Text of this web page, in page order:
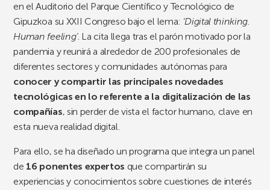
en el Auditorio del Parque Científico y Tecnológico de
Gipuzkoa su XXII Congreso bajo el lema: ‘Digital thinking.
Human feeling’. La cita llega tras el parón motivado por la
pandemia y reunirá a alrededor de 200 profesionales de
diferentes sectores y comunidades autónomas para
conocer y compartir las principales novedades
tecnológicas en lo referente a la digitalización de las
compañías, sin perder de vista el factor humano, clave en
esta nueva realidad digital.
Para ello, se ha diseñado un programa que integra un panel
de 16 ponentes expertos que compartirán su
experiencias y conocimientos sobre cuestiones de interés